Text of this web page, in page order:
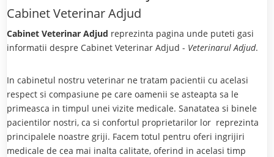
Cabinet Veterinar Adjud
Cabinet Veterinar Adjud reprezinta pagina unde puteti gasi
informatii despre Cabinet Veterinar Adjud - Veterinarul Adjud.
In cabinetul nostru veterinar ne tratam pacientii cu acelasi
respect si compasiune pe care oamenii se asteapta sa le
primeasca in timpul unei vizite medicale. Sanatatea si binele
pacientilor nostri, ca si confortul proprietarilor lor reprezinta
principalele noastre griji. Facem totul pentru oferi ingrijiri
medicale de cea mai inalta calitate, oferind in acelasi timp